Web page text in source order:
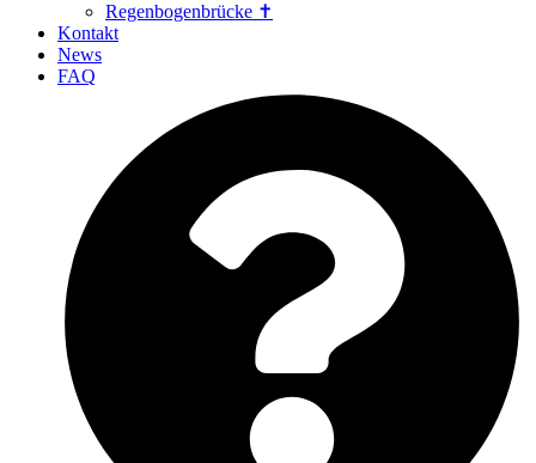
Regenbogenbrücke ✝
Kontakt
News
FAQ